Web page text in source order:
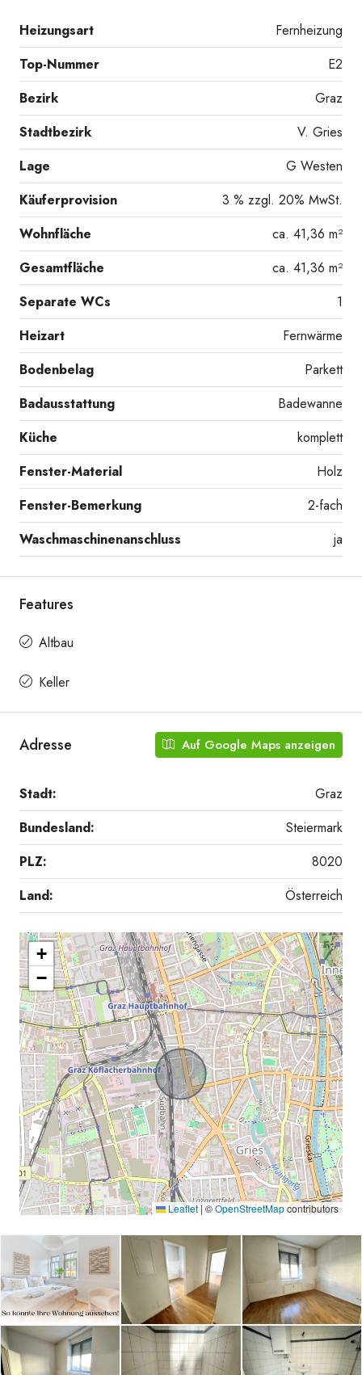
Bad
Wohn-Ess-Küche
Heizungsart
Fernheizung
Top-Nummer
E2
Bezirk
Graz
Stadtbezirk
V. Gries
Lage
G Westen
Käuferprovision
3 % zzgl. 20% MwSt.
Wohnfläche
ca. 41,36 m²
Gesamtfläche
ca. 41,36 m²
Separate WCs
1
Heizart
Fernwärme
Bodenbelag
Parkett
Badausstattung
Badewanne
Küche
komplett
Fenster-Material
Holz
Fenster-Bemerkung
2-fach
Waschmaschinenanschluss
ja
Features
Altbau
Keller
Adresse Auf Google Maps anzeigen
Stadt:
Graz
Bundesland:
Steiermark
PLZ:
8020
Land:
Österreich
+
−
Leaflet | ©OpenStreetMapcontributors